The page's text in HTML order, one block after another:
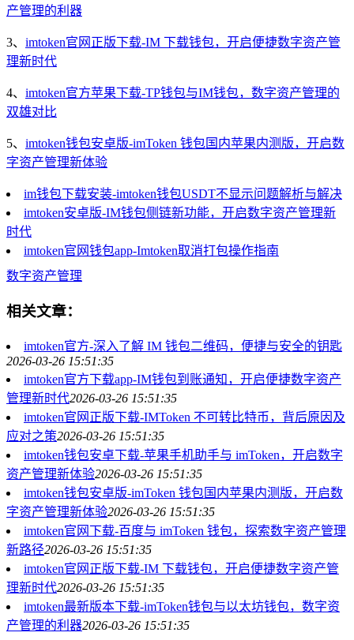
产管理的利器
3、 imtoken官网正版下载-IM 下载钱包，开启便捷数字资产管
理新时代
4、 imtoken官方苹果下载-TP钱包与IM钱包，数字资产管理的
双雄对比
5、 imtoken钱包安卓版-imToken 钱包国内苹果内测版，开启数
字资产管理新体验
im钱包下载安装-imtoken钱包USDT不显示问题解析与解决
imtoken安卓版-IM钱包侧链新功能，开启数字资产管理新
时代
imtoken官网钱包app-Imtoken取消打包操作指南
数字资产管理
相关文章：
imtoken官方-深入了解 IM 钱包二维码，便捷与安全的钥匙
2026-03-26 15:51:35
imtoken官方下载app-IM钱包到账通知，开启便捷数字资产
管理新时代2026-03-26 15:51:35
imtoken官网正版下载-IMToken 不可转比特币，背后原因及
应对之策2026-03-26 15:51:35
imtoken钱包安卓下载-苹果手机助手与 imToken，开启数字
资产管理新体验2026-03-26 15:51:35
imtoken钱包安卓版-imToken 钱包国内苹果内测版，开启数
字资产管理新体验2026-03-26 15:51:35
imtoken官网下载-百度与 imToken 钱包，探索数字资产管理
新路径2026-03-26 15:51:35
imtoken官网正版下载-IM 下载钱包，开启便捷数字资产管
理新时代2026-03-26 15:51:35
imtoken最新版本下载-imToken钱包与以太坊钱包，数字资
产管理的利器2026-03-26 15:51:35